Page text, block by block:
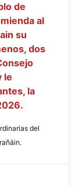
de
al
su
dos
le
la
del